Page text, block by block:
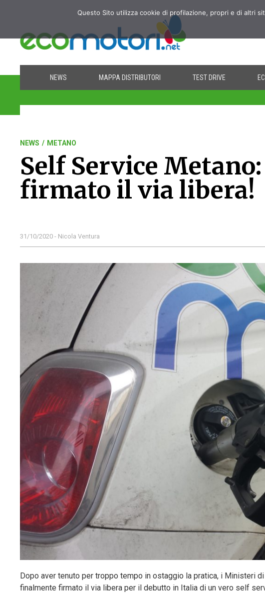
NEWS MAPPA DISTRIBUTORI TEST DRIVE
NEWS / METANO
Self Service
firmato il via libera!
31/10/2020 - Nicola Ventura
Dopo aver tenuto per troppo tempo in ostaggio la pratica, i Ministeri
finalmente firmato il via libera per il debutto in Italia di un vero self
Questo Sito utilizza cookie di profilazione, propri e di altri